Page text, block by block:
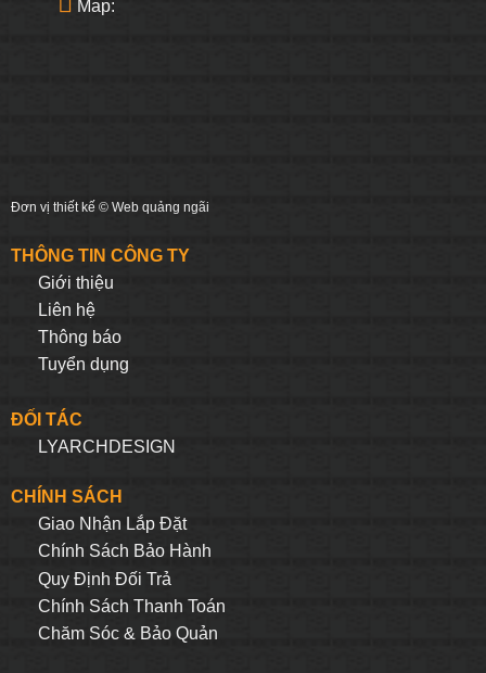
Map:
Đơn vị thiết kế © Web quảng ngãi
THÔNG TIN CÔNG TY
Giới thiệu
Liên hệ
Thông báo
Tuyển dụng
ĐỐI TÁC
LYARCHDESIGN
CHÍNH SÁCH
Giao Nhận Lắp Đặt
Chính Sách Bảo Hành
Quy Định Đối Trả
Chính Sách Thanh Toán
Chăm Sóc & Bảo Quản